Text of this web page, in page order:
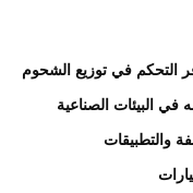
التحكم في توزيع الشحوم
في البيئات الصناعية
والتطبيقات